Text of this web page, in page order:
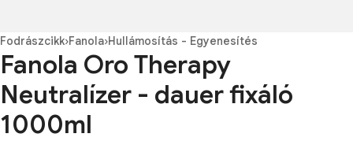
Fodrászcikk›Fanola›Hullámosítás - Egyenesítés
Fanola Oro Therapy
Neutralízer - dauer fixáló
1000ml